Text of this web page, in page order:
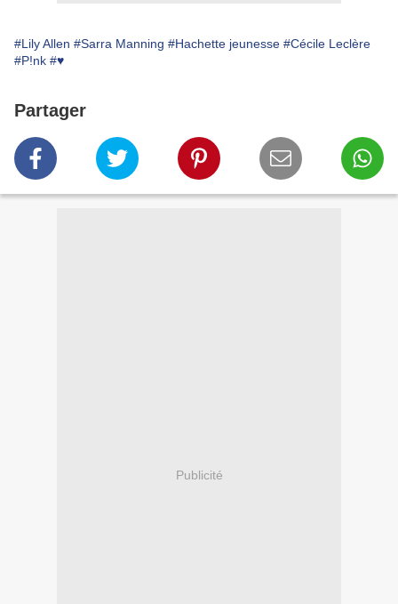
#Lily Allen #Sarra Manning #Hachette jeunesse #Cécile Leclère
#P!nk #♥
Partager
Publicité